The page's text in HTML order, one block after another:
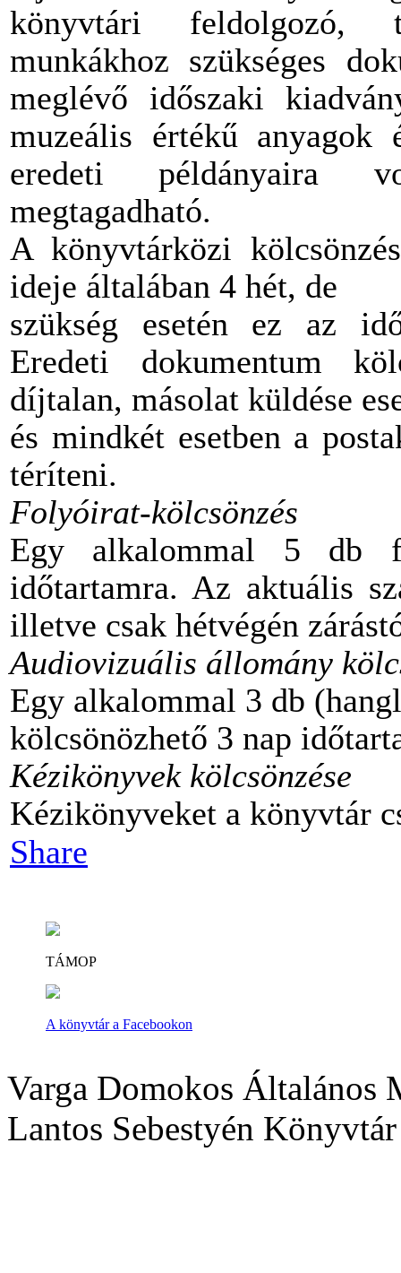
könyvtári feldolgozó,
munkákhoz szükséges
meglévő időszaki
muzeális értékű
eredeti példányaira
megtagadható.
A könyvtárközi
ideje általában 4 hét, de
szükség esetén ez az
Eredeti dokumentum
díjtalan, másolat küldése
és mindkét esetben a
téríteni.
Folyóirat-kölcsönzés
Egy alkalommal 5 db
időtartamra. Az aktuális
illetve csak hétvégén
Audiovizuális állomány
Egy alkalommal 3 db
kölcsönözhető 3 nap
Kézikönyvek kölcsönzése
Kézikönyveket a könyvtár
Share
TÁMOP
A könyvtár a Facebookon
Varga Domokos Általános
Lantos Sebestyén